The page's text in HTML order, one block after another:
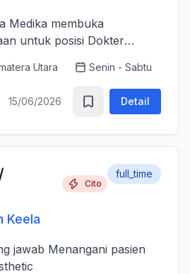
Medika membuka
untuk posisi Dokter
yang aman, profesional
sesuai standar k...
Utara Senin - Sabtu
15/06/2026 Detail
Cito
Keela
full_time
pasien